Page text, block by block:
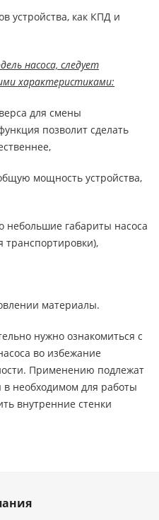
устройства, как КПД и
насоса, следует
характеристиками:
для смены
позволит сделать
мощность устройства,
небольшие габариты насоса
транспортировки),
материалы.
нужно ознакомиться с
во избежание
Применению подлежат
необходимом для работы
внутренние стенки